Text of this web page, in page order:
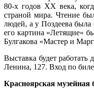
80-х годов XX века,
страной мира. Чтение
людей, а у Поздеева
его картина «Летящие»
Булгакова «Мастер и
Выставка будет работать
Ленина, 127. Вход по
Красноярская